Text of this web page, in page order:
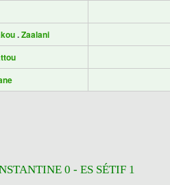
.Zaalani
0 - ES SÉTIF 1